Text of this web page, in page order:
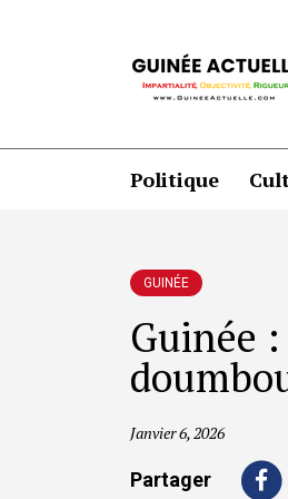
Politique
GUINÉE
Guinée
Janvier 6, 2026
Partager